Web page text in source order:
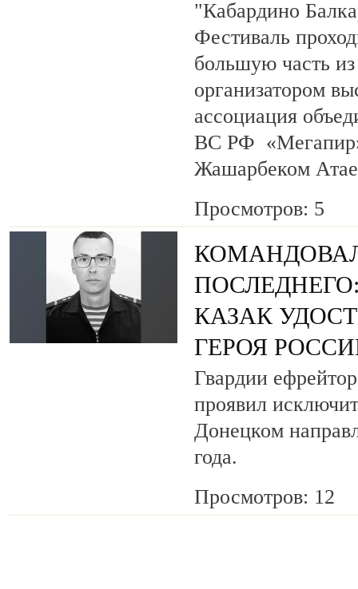
"Кабардино
Фестиваль
большую часть
организатором
ассоциация
ВС РФ «Мегапир»
Жашарбеком
Просмотров: 5
КАЗАК
ГЕРОЯ
Гвардии
проявил
Донецком
года.
Просмотров: 12